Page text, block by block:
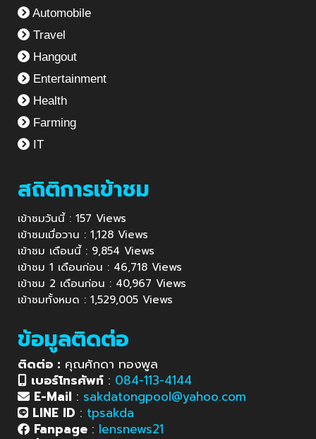
Automobile
Travel
Hangout
Entertainment
Health
Farming
IT
สถิติการเข้าชม
เข้าชมวันนี้ : 157 Views
เข้าชมเมื่อวาน : 1,128 Views
เข้าชม เดือนนี้ : 9,854 Views
เข้าชม 1 เดือนก่อน : 46,718 Views
เข้าชม 2 เดือนก่อน : 40,967 Views
เข้าชมทั้งหมด : 1,529,005 Views
ข้อมูลติดต่อ
ติดต่อ : คุณศักดา ทองพูล
เบอร์โทรศัพท์ : 084-113-4144
E-Mail : sakdatongpool@yahoo.com
LINE ID : tpsakda
Fanpage : lensnews21